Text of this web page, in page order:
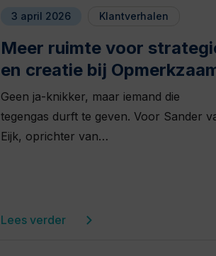
3 april 2026 Klantverhalen
Meer ruimte voor
en creatie bij
Geen ja-knikker, maar iemand die
tegengas durft te geven. Voor Sander
Eijk, oprichter van…
Lees verder